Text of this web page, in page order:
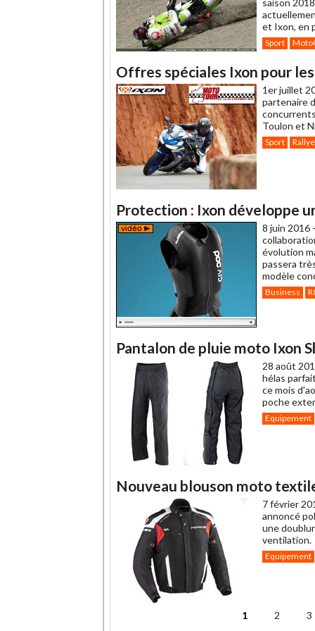
et Ixon, en
Sport
Offres spéciales Ixon pour
1er juillet
partenaire
Toulon et
Sport
Protection : Ixon développe
8 juin 2016 -
évolution
passera
modèle
Business
Pantalon de pluie moto Ixon
28 août
hélas
ce mois
poche
Equipement
Nouveau blouson moto
7 février
annoncé
une
ventilation.
Equipement
1 2 3